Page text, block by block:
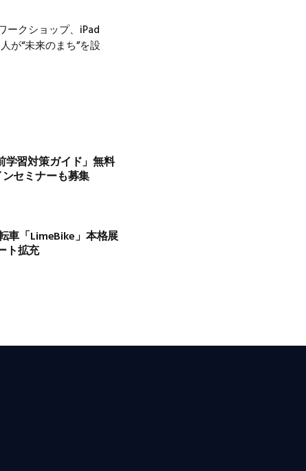
ークショップ、iPad
が“未来のまち”を設
学習対策ガイド」無料
セミナーも募集
車「LimeBike」本格展
ト拡充